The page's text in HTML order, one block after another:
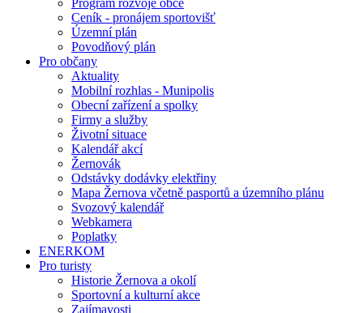
Program rozvoje obce
Ceník - pronájem sportovišť
Územní plán
Povodňový plán
Pro občany
Aktuality
Mobilní rozhlas - Munipolis
Obecní zařízení a spolky
Firmy a služby
Životní situace
Kalendář akcí
Žernovák
Odstávky dodávky elektřiny
Mapa Žernova včetně pasportů a územního plánu
Svozový kalendář
Webkamera
Poplatky
ENERKOM
Pro turisty
Historie Žernova a okolí
Sportovní a kulturní akce
Zajímavosti